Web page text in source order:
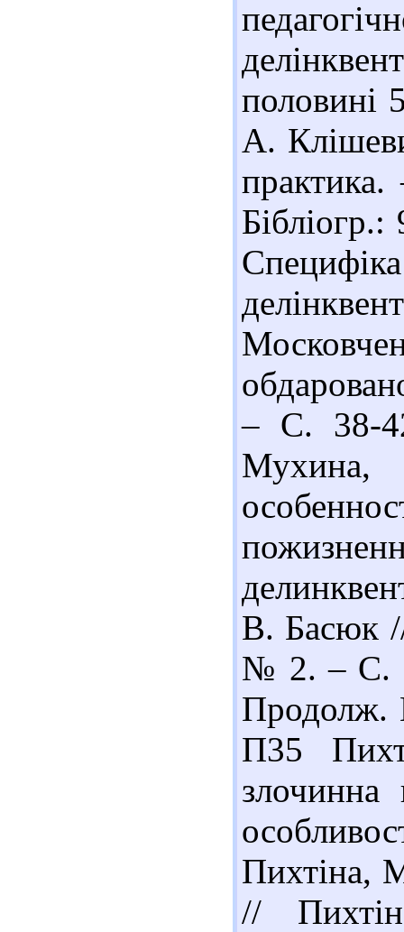
А.
– С. 38-
В. Басюк
№ 2. – С.
Продолж.
П35
злочинна
Пихтіна,
//